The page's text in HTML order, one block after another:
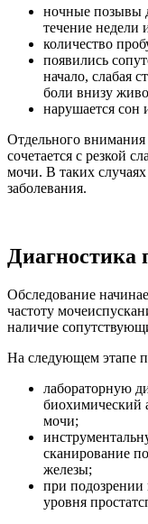
ночные позывы
течение недели
количество
появились
начало, слабая
боли внизу
нарушается сон
Отдельного внимания
сочетается с резкой
мочи. В таких
заболевания.
Диагностика
Обследование
частоту
наличие
На следующем этапе
лабораторную
биохимический
мочи;
сканирование
железы;
при
уровня